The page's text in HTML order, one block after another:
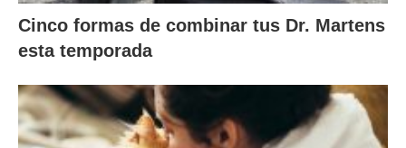
Cinco formas de combinar tus Dr. Martens
esta temporada